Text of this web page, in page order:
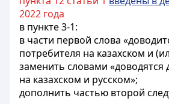
2022 года
в пункте 3-1:
в части первой слова
потребителя на казахском и
заменить словами «доводятся
на казахском и русском»;
дополнить частью второй